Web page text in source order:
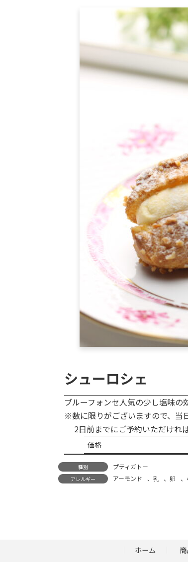
シューロシェ
ブルーフォンセ人気の少し塩味の
※数に限りがございますので、当
2日前までにご予約いただけれ
価格
種別 プティガトー
アレルギー アーモンド 、 乳 、卵 、
ホーム